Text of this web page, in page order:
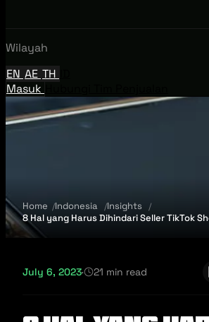
Wilayah
EN AE TH
Masuk
Home Indonesia
Insights
8 Hal yang Harus Dihindari Seller TikTok
July 6, 2023· 21 min read